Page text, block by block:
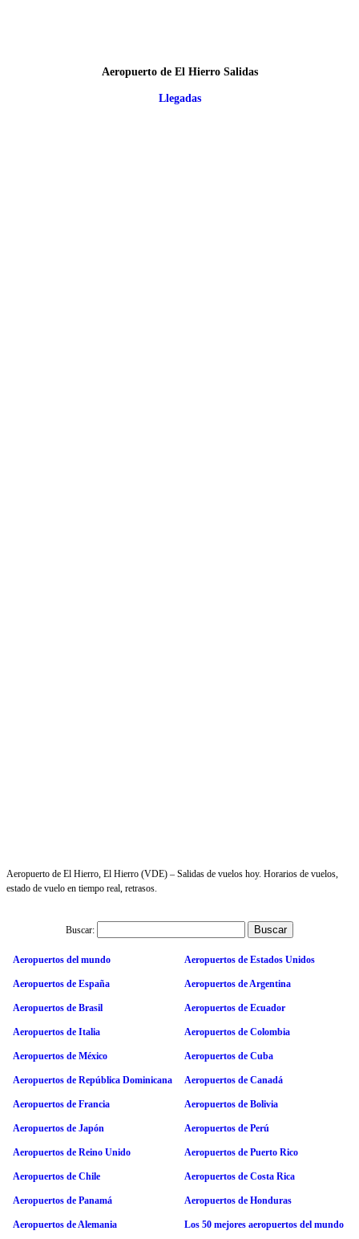
Aeropuerto de El Hierro Salidas
Llegadas
Aeropuerto de El Hierro, El Hierro (VDE) – Salidas de vuelos hoy. Horarios de vuelos,
estado de vuelo en tiempo real, retrasos.
Buscar:
Aeropuertos del mundo Aeropuertos de Estados Unidos
Aeropuertos de España Aeropuertos de Argentina
Aeropuertos de Brasil Aeropuertos de Ecuador
Aeropuertos de Italia Aeropuertos de Colombia
Aeropuertos de México Aeropuertos de Cuba
Aeropuertos de República Dominicana Aeropuertos de Canadá
Aeropuertos de Francia Aeropuertos de Bolivia
Aeropuertos de Japón Aeropuertos de Perú
Aeropuertos de Reino Unido Aeropuertos de Puerto Rico
Aeropuertos de Chile Aeropuertos de Costa Rica
Aeropuertos de Panamá Aeropuertos de Honduras
Aeropuertos de Alemania Los 50 mejores aeropuertos del mundo